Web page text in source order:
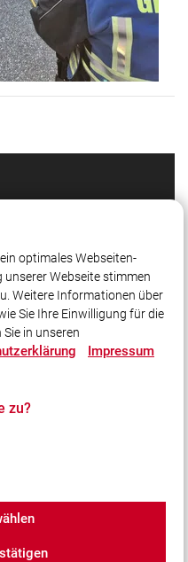
Laufenden bleiben?
Griesbach i. Rottal
Einstellungen
optimales Webseiten-
unserer Webseite stimmen
Weitere Informationen über
Sie Ihre Einwilligung für die
in unseren
Impressum
zu?